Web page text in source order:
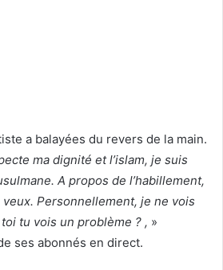
a balayées du revers de la main.
ma dignité et l’islam, je suis
A propos de l’habillement,
veux. Personnellement, je ne vois
tu vois un problème ? , »
ses abonnés en direct.